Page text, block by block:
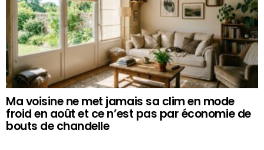
Ma voisine ne met jamais sa clim en mode
froid en août et ce n’est pas par économie de
bouts de chandelle